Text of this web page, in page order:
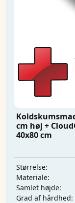
cm høj +
40x80 cm
Størrelse:
Materiale:
Samlet højde:
Grad af hårdhed: